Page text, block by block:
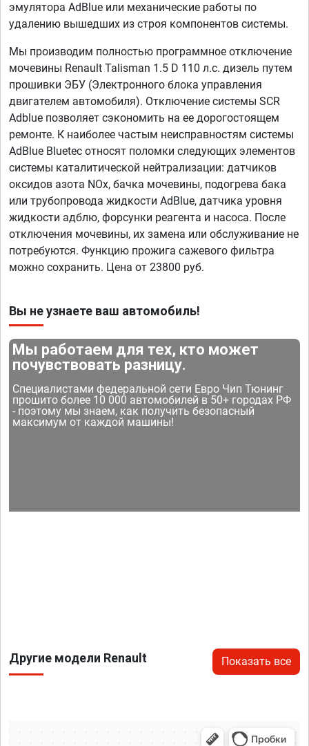
эмулятора AdBlue или механические работы по
удалению вышедших из строя компонентов системы.
Мы производим полностью программное отключение
мочевины Renault Talisman 1.5 D 110 л.с. дизель путем
прошивки ЭБУ (Электронного блока управления
двигателем автомобиля). Отключение системы SCR
Adblue позволяет сэкономить на ее дорогостоящем
ремонте. К наиболее частым неисправностям системы
AdBlue Bluetec относят поломки следующих элементов
системы каталитической нейтрализации: датчиков
оксидов азота NOx, бачка мочевины, подогрева бака
или трубопровода жидкости AdBlue, датчика уровня
жидкости адблю, форсунки реагента и насоса. После
отключения мочевины, их замена или обслуживание не
потребуются. Функцию прожига сажевого фильтра
можно сохранить. Цена от 23800 руб.
Вы не узнаете ваш автомобиль!
Мы работаем для тех, кто может
почувствовать разницу.
Специалистами федеральной сети Евро Чип Тюнинг
прошито более 10 000 автомобилей в 50+ городах РФ
- поэтому мы знаем, как получить безопасный
максимум от каждой машины!
Другие модели Renault Показать все